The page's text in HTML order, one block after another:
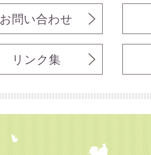
お問い合わせ
リンク集